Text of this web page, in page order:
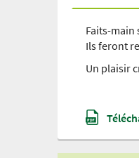
Faits-main
Ils feront
Un plaisir